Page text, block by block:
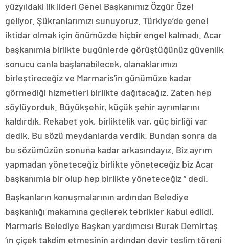
yüzyıldaki ilk lideri Genel Başkanımız Özgür Özel
geliyor. Şükranlarımızı sunuyoruz. Türkiye’de genel
iktidar olmak için önümüzde hiçbir engel kalmadı. Acar
başkanımla birlikte bugünlerde görüştüğünüz güvenlik
sonucu canla başlanabilecek, olanaklarımızı
birleştireceğiz ve Marmaris’in günümüze kadar
görmediği hizmetleri birlikte dağıtacağız. Zaten hep
söylüyorduk. Büyükşehir, küçük şehir ayrımlarını
kaldırdık. Rekabet yok, birliktelik var, güç birliği var
dedik. Bu sözü meydanlarda verdik. Bundan sonra da
bu sözümüzün sonuna kadar arkasındayız. Biz ayrım
yapmadan yöneteceğiz birlikte yöneteceğiz biz Acar
başkanımla bir olup hep birlikte yöneteceğiz ” dedi.
Başkanların konuşmalarının ardından Belediye
başkanlığı makamına geçilerek tebrikler kabul edildi.
Marmaris Belediye Başkan yardımcısı Burak Demirtaş
‘ın çiçek takdim etmesinin ardından devir teslim töreni